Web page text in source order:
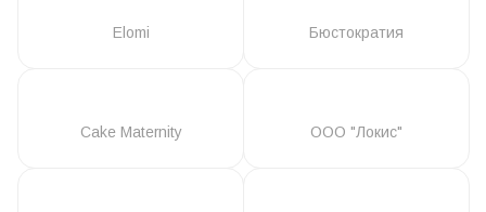
Elomi Бюстократия
Cake Maternity ООО "Локис"